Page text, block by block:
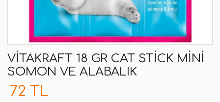
VITAKRAFT 18 GR CAT STICK MINI
SOMON VE ALABALIK
72 TL